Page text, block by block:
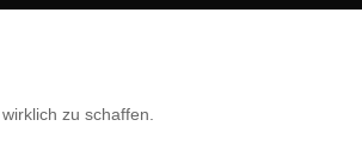
zu schaffen.